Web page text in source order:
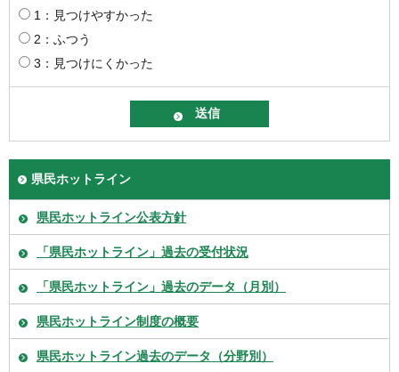
1：見つけやすかった
2：ふつう
3：見つけにくかった
県民ホットライン
県民ホットライン公表方針
「県民ホットライン」過去の受付状況
「県民ホットライン」過去のデータ（月別）
県民ホットライン制度の概要
県民ホットライン過去のデータ（分野別）